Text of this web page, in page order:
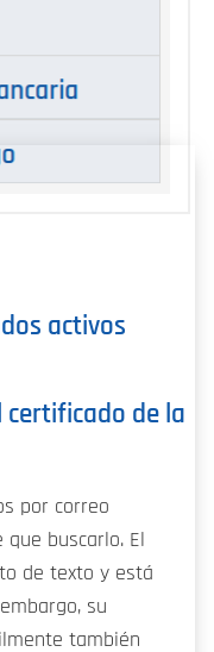
activos
certificado de la
por correo
buscarlo. El
de texto y está
su
también